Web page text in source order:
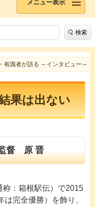
メニュー表示
検索
有識者が語る ～インタビュー～
果は出ない
督 原 晋
：箱根駅伝）で2015
完全優勝）を飾り、